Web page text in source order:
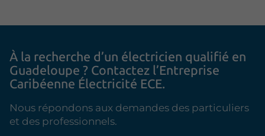
À la recherche d’un électricien qualifié en
Guadeloupe ? Contactez l’Entreprise
Caribéenne Électricité ECE.
Nous répondons aux demandes des particuliers
et des professionnels.